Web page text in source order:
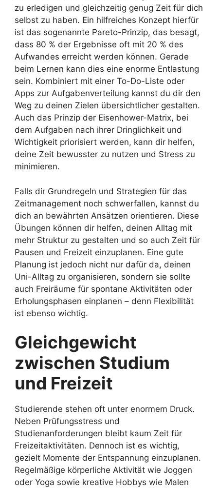
zu erledigen und gleichzeitig genug Zeit für dich
selbst zu haben. Ein hilfreiches Konzept hierfür
ist das sogenannte Pareto-Prinzip, das besagt,
dass 80 % der Ergebnisse oft mit 20 % des
Aufwandes erreicht werden können. Gerade
beim Lernen kann dies eine enorme Entlastung
sein. Kombiniert mit einer To-Do-Liste oder
Apps zur Aufgabenverteilung kannst du dir den
Weg zu deinen Zielen übersichtlicher gestalten.
Auch das Prinzip der Eisenhower-Matrix, bei
dem Aufgaben nach ihrer Dringlichkeit und
Wichtigkeit priorisiert werden, kann dir helfen,
deine Zeit bewusster zu nutzen und Stress zu
minimieren.
Falls dir Grundregeln und Strategien für das
Zeitmanagement noch schwerfallen, kannst du
dich an bewährten Ansätzen orientieren. Diese
Übungen können dir helfen, deinen Alltag mit
mehr Struktur zu gestalten und so auch Zeit für
Pausen und Freizeit einzuplanen. Eine gute
Planung ist jedoch nicht nur dafür da, deinen
Uni-Alltag zu organisieren, sondern sie sollte
auch Freiräume für spontane Aktivitäten oder
Erholungsphasen einplanen – denn Flexibilität
ist ebenso wichtig.
Gleichgewicht
zwischen Studium
und Freizeit
Studierende stehen oft unter enormem Druck.
Neben Prüfungsstress und
Studienanforderungen bleibt kaum Zeit für
Freizeitaktivitäten. Dennoch ist es wichtig,
gezielt Momente der Entspannung einzuplanen.
Regelmäßige körperliche Aktivität wie Joggen
oder Yoga sowie kreative Hobbys wie Malen